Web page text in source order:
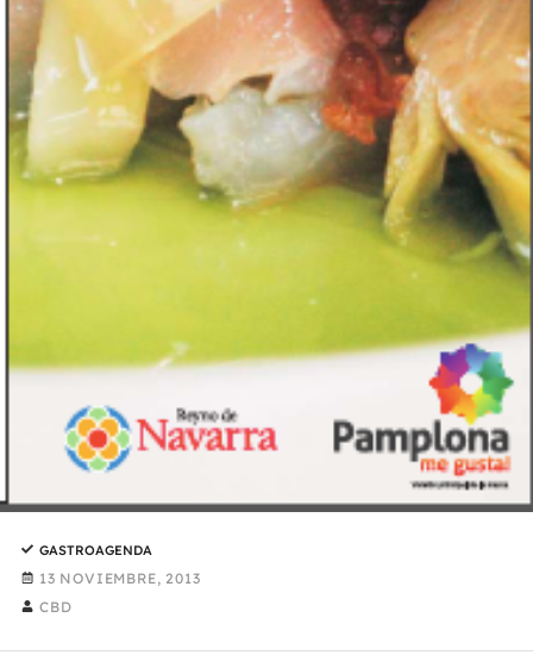
GASTROAGENDA
13 NOVIEMBRE, 2013
CBD